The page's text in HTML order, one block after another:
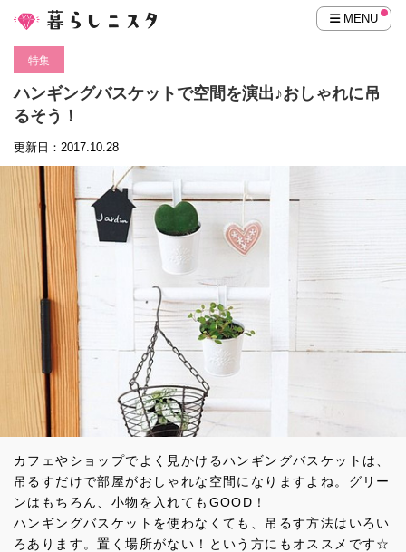
MENU
特集
ハンギングバスケットで空間を演出♪おしゃれに吊
るそう！
更新日：2017.10.28
カフェやショップでよく見かけるハンギングバスケットは、
吊るすだけで部屋がおしゃれな空間になりますよね。グリー
ンはもちろん、小物を入れてもGOOD！
ハンギングバスケットを使わなくても、吊るす方法はいろい
ろあります。置く場所がない！という方にもオススメです☆